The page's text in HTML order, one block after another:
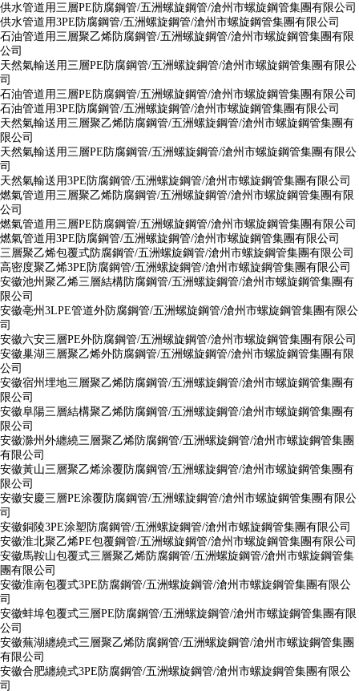
供水管道用三層PE防腐鋼管/五洲螺旋鋼管/滄州市螺旋鋼管集團有限公司
供水管道用3PE防腐鋼管/五洲螺旋鋼管/滄州市螺旋鋼管集團有限公司
石油管道用三層聚乙烯防腐鋼管/五洲螺旋鋼管/滄州市螺旋鋼管集團有限
公司
天然氣輸送用三層PE防腐鋼管/五洲螺旋鋼管/滄州市螺旋鋼管集團有限公
司
石油管道用三層PE防腐鋼管/五洲螺旋鋼管/滄州市螺旋鋼管集團有限公司
石油管道用3PE防腐鋼管/五洲螺旋鋼管/滄州市螺旋鋼管集團有限公司
天然氣輸送用三層聚乙烯防腐鋼管/五洲螺旋鋼管/滄州市螺旋鋼管集團有
限公司
天然氣輸送用三層PE防腐鋼管/五洲螺旋鋼管/滄州市螺旋鋼管集團有限公
司
天然氣輸送用3PE防腐鋼管/五洲螺旋鋼管/滄州市螺旋鋼管集團有限公司
燃氣管道用三層聚乙烯防腐鋼管/五洲螺旋鋼管/滄州市螺旋鋼管集團有限
公司
燃氣管道用三層PE防腐鋼管/五洲螺旋鋼管/滄州市螺旋鋼管集團有限公司
燃氣管道用3PE防腐鋼管/五洲螺旋鋼管/滄州市螺旋鋼管集團有限公司
三層聚乙烯包覆式防腐鋼管/五洲螺旋鋼管/滄州市螺旋鋼管集團有限公司
高密度聚乙烯3PE防腐鋼管/五洲螺旋鋼管/滄州市螺旋鋼管集團有限公司
安徽池州聚乙烯三層結構防腐鋼管/五洲螺旋鋼管/滄州市螺旋鋼管集團有
限公司
安徽亳州3LPE管道外防腐鋼管/五洲螺旋鋼管/滄州市螺旋鋼管集團有限公
司
安徽六安三層PE外防腐鋼管/五洲螺旋鋼管/滄州市螺旋鋼管集團有限公司
安徽巢湖三層聚乙烯外防腐鋼管/五洲螺旋鋼管/滄州市螺旋鋼管集團有限
公司
安徽宿州埋地三層聚乙烯防腐鋼管/五洲螺旋鋼管/滄州市螺旋鋼管集團有
限公司
安徽阜陽三層結構聚乙烯防腐鋼管/五洲螺旋鋼管/滄州市螺旋鋼管集團有
限公司
安徽滁州外纏繞三層聚乙烯防腐鋼管/五洲螺旋鋼管/滄州市螺旋鋼管集團
有限公司
安徽黃山三層聚乙烯涂覆防腐鋼管/五洲螺旋鋼管/滄州市螺旋鋼管集團有
限公司
安徽安慶三層PE涂覆防腐鋼管/五洲螺旋鋼管/滄州市螺旋鋼管集團有限公
司
安徽銅陵3PE涂塑防腐鋼管/五洲螺旋鋼管/滄州市螺旋鋼管集團有限公司
安徽淮北聚乙烯PE包覆鋼管/五洲螺旋鋼管/滄州市螺旋鋼管集團有限公司
安徽馬鞍山包覆式三層聚乙烯防腐鋼管/五洲螺旋鋼管/滄州市螺旋鋼管集
團有限公司
安徽淮南包覆式3PE防腐鋼管/五洲螺旋鋼管/滄州市螺旋鋼管集團有限公
司
安徽蚌埠包覆式三層PE防腐鋼管/五洲螺旋鋼管/滄州市螺旋鋼管集團有限
公司
安徽蕪湖纏繞式三層聚乙烯防腐鋼管/五洲螺旋鋼管/滄州市螺旋鋼管集團
有限公司
安徽合肥纏繞式3PE防腐鋼管/五洲螺旋鋼管/滄州市螺旋鋼管集團有限公
司